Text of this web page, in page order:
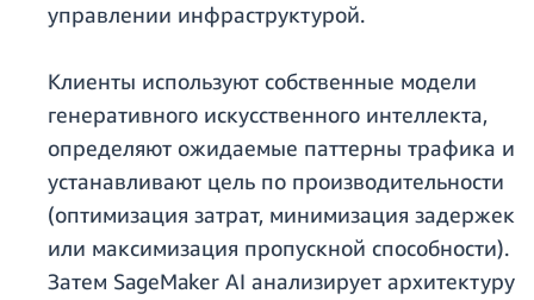
управлении инфраструктурой.
Клиенты используют собственные модели
генеративного искусственного интеллекта,
определяют ожидаемые паттерны трафика и
устанавливают цель по производительности
(оптимизация затрат, минимизация задержек
или максимизация пропускной способности).
Затем SageMaker AI анализирует архитектуру